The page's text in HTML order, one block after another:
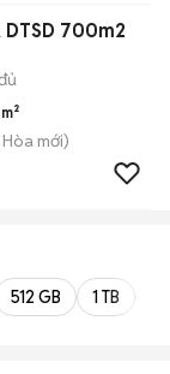
DTSD 700m2
Hòa mới)
512 GB 1 TB